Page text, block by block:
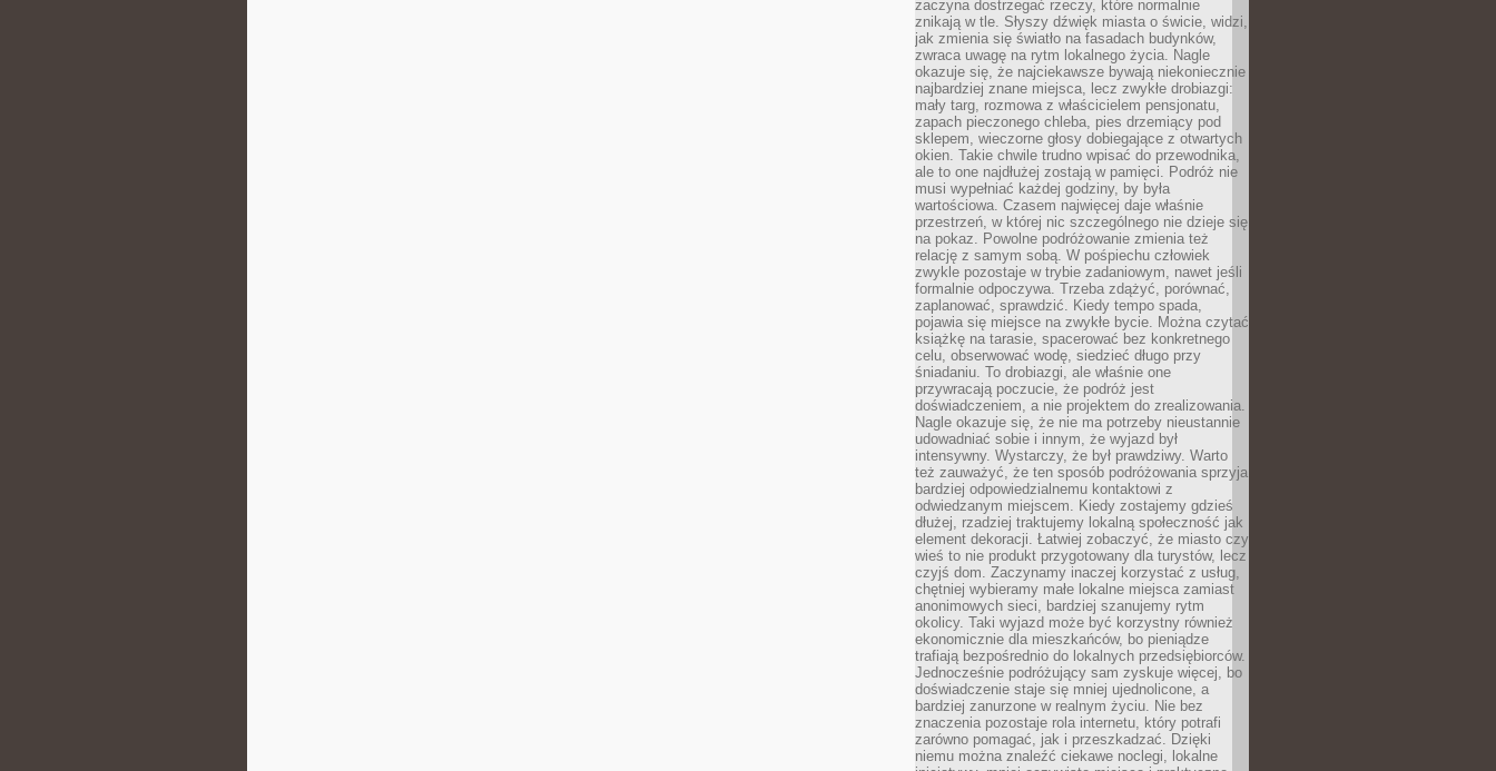
zaczyna dostrzegać rzeczy, które normalnie
znikają w tle. Słyszy dźwięk miasta o świcie, widzi,
jak zmienia się światło na fasadach budynków,
zwraca uwagę na rytm lokalnego życia. Nagle
okazuje się, że najciekawsze bywają niekoniecznie
najbardziej znane miejsca, lecz zwykłe drobiazgi:
mały targ, rozmowa z właścicielem pensjonatu,
zapach pieczonego chleba, pies drzemiący pod
sklepem, wieczorne głosy dobiegające z otwartych
okien. Takie chwile trudno wpisać do przewodnika,
ale to one najdłużej zostają w pamięci. Podróż nie
musi wypełniać każdej godziny, by była
wartościowa. Czasem najwięcej daje właśnie
przestrzeń, w której nic szczególnego nie dzieje się
na pokaz. Powolne podróżowanie zmienia też
relację z samym sobą. W pośpiechu człowiek
zwykle pozostaje w trybie zadaniowym, nawet jeśli
formalnie odpoczywa. Trzeba zdążyć, porównać,
zaplanować, sprawdzić. Kiedy tempo spada,
pojawia się miejsce na zwykłe bycie. Można czytać
książkę na tarasie, spacerować bez konkretnego
celu, obserwować wodę, siedzieć długo przy
śniadaniu. To drobiazgi, ale właśnie one
przywracają poczucie, że podróż jest
doświadczeniem, a nie projektem do zrealizowania.
Nagle okazuje się, że nie ma potrzeby nieustannie
udowadniać sobie i innym, że wyjazd był
intensywny. Wystarczy, że był prawdziwy. Warto
też zauważyć, że ten sposób podróżowania sprzyja
bardziej odpowiedzialnemu kontaktowi z
odwiedzanym miejscem. Kiedy zostajemy gdzieś
dłużej, rzadziej traktujemy lokalną społeczność jak
element dekoracji. Łatwiej zobaczyć, że miasto czy
wieś to nie produkt przygotowany dla turystów, lecz
czyjś dom. Zaczynamy inaczej korzystać z usług,
chętniej wybieramy małe lokalne miejsca zamiast
anonimowych sieci, bardziej szanujemy rytm
okolicy. Taki wyjazd może być korzystny również
ekonomicznie dla mieszkańców, bo pieniądze
trafiają bezpośrednio do lokalnych przedsiębiorców.
Jednocześnie podróżujący sam zyskuje więcej, bo
doświadczenie staje się mniej ujednolicone, a
bardziej zanurzone w realnym życiu. Nie bez
znaczenia pozostaje rola internetu, który potrafi
zarówno pomagać, jak i przeszkadzać. Dzięki
niemu można znaleźć ciekawe noclegi, lokalne